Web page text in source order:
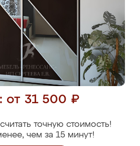
от 31 500 ₽
точную стоимость!
чем за 15 минут!